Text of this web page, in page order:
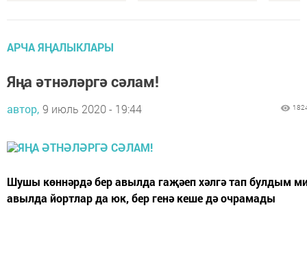
АРЧА ЯҢАЛЫКЛАРЫ
Яңа әтнәләргә сәлам!
автор, 9 июль 2020 - 19:44
Шушы көннәрдә бер авылда гаҗәеп хәлгә тап булдым
авылда йортлар да юк, бер генә кеше дә очрамады